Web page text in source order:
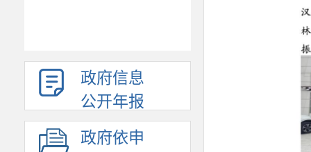
政府信息
公开年报
政府依申